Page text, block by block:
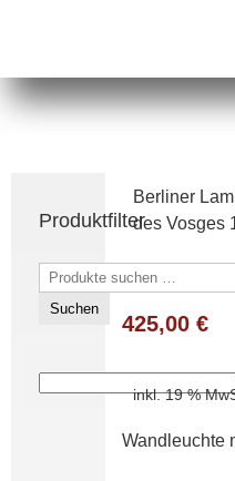
Produktfilter
Suchen
nach:
Suchen
Berliner
des Vosges
425,00 €
inkl. 19 %
Wandleuchte